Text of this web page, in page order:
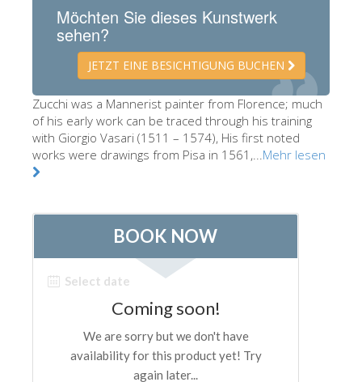
Neuen Säle
Andere Museen
Bargello Museum
Galleria Accademia
Palatina Galerie
Medici Kapelle
Museo Galileo
Boboli Gardens
The Arnolfo\'s tower
Vasari Corridor
Möchten Sie dieses Kunstwerk
sehen?
JETZT EINE BESICHTIGUNG BUCHEN
Zucchi was a Mannerist painter from Florence; much
of his early work can be traced through his training
with Giorgio Vasari (1511 – 1574), His first noted
works were drawings from Pisa in 1561,...Mehr lesen